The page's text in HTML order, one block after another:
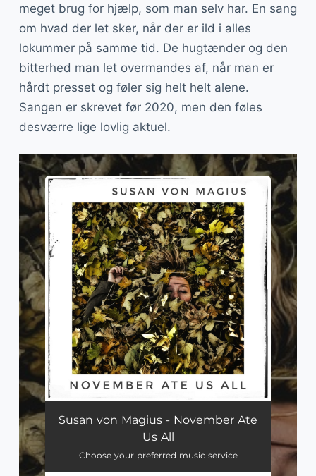
meget brug for hjælp, som man selv har. En sang
om hvad der let sker, når der er ild i alles
lokummer på samme tid. De hugtænder og den
bitterhed man let overmandes af, når man er
hårdt presset og føler sig helt helt alene.
Sangen er skrevet før 2020, men den føles
desværre lige lovlig aktuel.